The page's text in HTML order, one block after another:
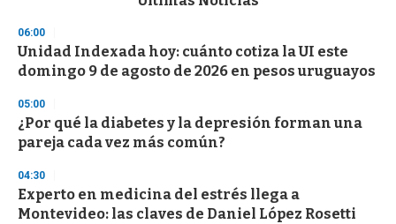
d
s
o
f
3
s
e
c
n
d
s
06:00
Unidad Indexada hoy: cuánto cotiza la UI este
domingo 9 de agosto de 2026 en pesos uruguayos
05:00
¿Por qué la diabetes y la depresión forman una
pareja cada vez más común?
04:30
Experto en medicina del estrés llega a
Montevideo: las claves de Daniel López Rosetti